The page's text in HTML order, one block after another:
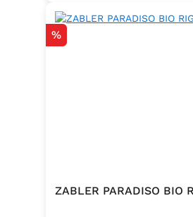
Rabatt
%
ZABLER PARADISO BIO